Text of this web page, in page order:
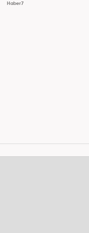
Haber7